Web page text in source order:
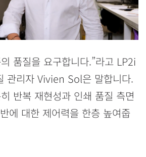
품질을 요구합니다.”라고 LP2i
관리자 Vivien Sol은 말합니다.
반복 재현성과 인쇄 품질 측면
에 대한 제어력을 한층 높여줍